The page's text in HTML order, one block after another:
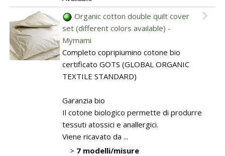
Organic cotton double quilt cover
set (different colors available) -
Mymami
Completo copripiumino cotone bio
certificato GOTS (GLOBAL ORGANIC
TEXTILE STANDARD)
Garanzia bio
Il cotone biologico permette di produrre
tessuti atossici e anallergici.
Viene ricavato da ...
> 7 modelli/misure
Pareti attrezzate
Cucine
Materassi ad hoc
Scuole / Operatori Shiatsu
App Shiatsu e agopuntura